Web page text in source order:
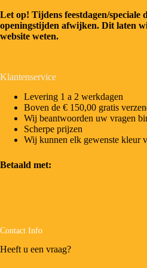
Let op! Tijdens feestdagen/speciale
openingstijden afwijken. Dit laten
website weten.
Klantenservice
Levering 1 a 2 werkdagen
Boven de € 150,00 gratis
Wij beantwoorden uw vragen
Scherpe prijzen
Wij kunnen elk gewenste kleur
Betaald met:
Contact Info
Heeft u een vraag?